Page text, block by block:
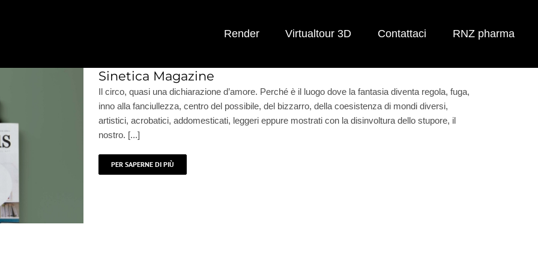
Render Virtualtour 3D Contattaci RNZ pharma
Sinetica Magazine
Il circo, quasi una dichiarazione d’amore. Perché è il luogo dove la fantasia diventa regola, fuga,
inno alla fanciullezza, centro del possibile, del bizzarro, della coesistenza di mondi diversi,
artistici, acrobatici, addomesticati, leggeri eppure mostrati con la disinvoltura dello stupore, il
nostro. [...]
PER SAPERNE DI PIÙ